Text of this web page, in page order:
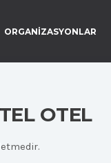
ORGANİZASYONLAR
OTEL